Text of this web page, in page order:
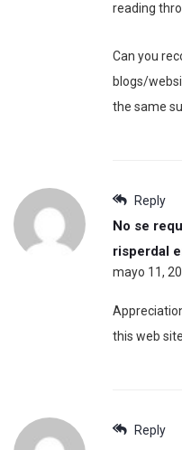
reading
Can you
blogs/
the same
Reply
No se
risperdal
mayo 11,
this web
Reply